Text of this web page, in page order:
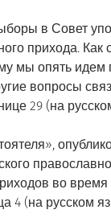
в Совет
прихода. Как
мы опять идем
вопросы
29 (на
во время
4 (на русском